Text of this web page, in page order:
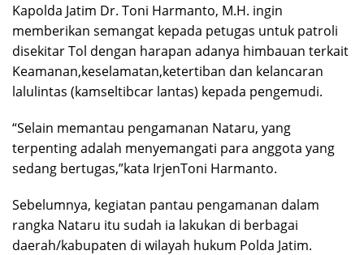
Kapolda Jatim Dr. Toni Harmanto, M.H. ingin
memberikan semangat kepada petugas untuk patroli
disekitar Tol dengan harapan adanya himbauan terkait
Keamanan,keselamatan,ketertiban dan kelancaran
lalulintas (kamseltibcar lantas) kepada pengemudi.
“Selain memantau pengamanan Nataru, yang
terpenting adalah menyemangati para anggota yang
sedang bertugas,”kata IrjenToni Harmanto.
Sebelumnya, kegiatan pantau pengamanan dalam
rangka Nataru itu sudah ia lakukan di berbagai
daerah/kabupaten di wilayah hukum Polda Jatim.